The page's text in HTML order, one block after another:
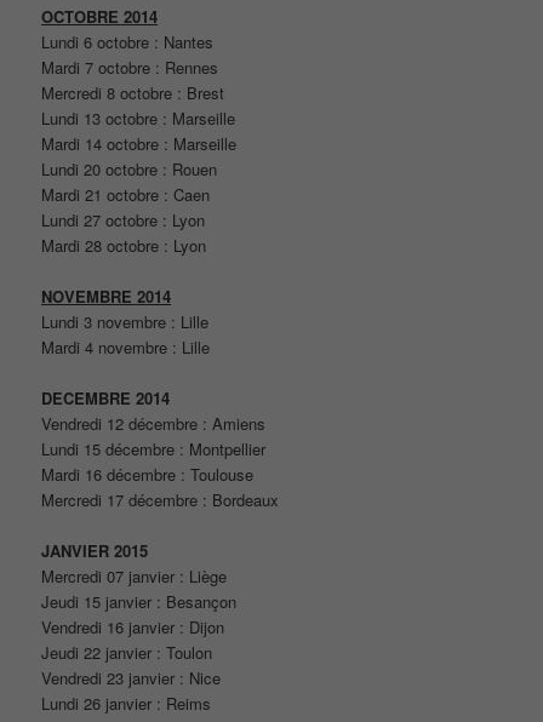
OCTOBRE 2014
Lundi 6 octobre : Nantes
Mardi 7 octobre : Rennes
Mercredi 8 octobre : Brest
Lundi 13 octobre : Marseille
Mardi 14 octobre : Marseille
Lundi 20 octobre : Rouen
Mardi 21 octobre : Caen
Lundi 27 octobre : Lyon
Mardi 28 octobre : Lyon
NOVEMBRE 2014
Lundi 3 novembre : Lille
Mardi 4 novembre : Lille
DECEMBRE 2014
Vendredi 12 décembre : Amiens
Lundi 15 décembre : Montpellier
Mardi 16 décembre : Toulouse
Mercredi 17 décembre : Bordeaux
JANVIER 2015
Mercredi 07 janvier : Liège
Jeudi 15 janvier : Besançon
Vendredi 16 janvier : Dijon
Jeudi 22 janvier : Toulon
Vendredi 23 janvier : Nice
Lundi 26 janvier : Reims